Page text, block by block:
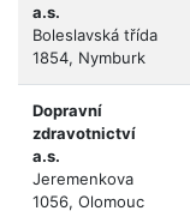
a.s.
Boleslavská třída
1854, Nymburk
Dopravní
zdravotnictví
a.s.
Jeremenkova
1056, Olomouc